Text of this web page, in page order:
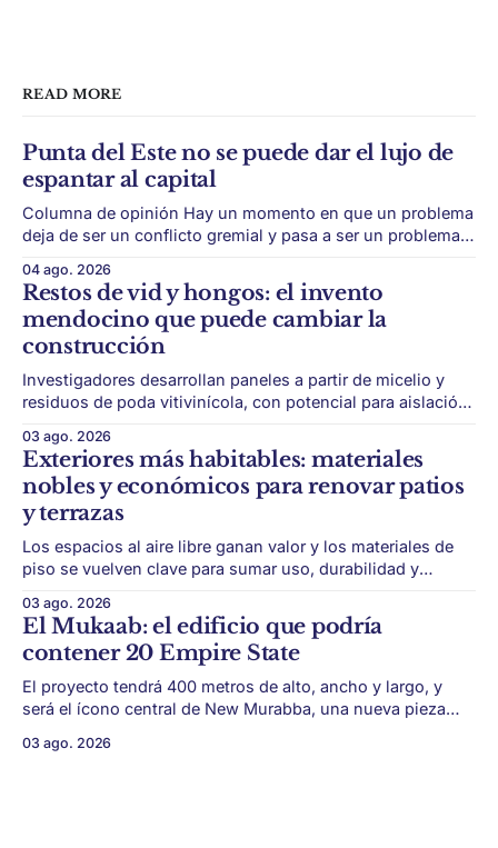
READ MORE
Punta del Este no se puede dar el lujo de
espantar al capital
Columna de opinión Hay un momento en que un problema
deja de ser un conflicto gremial y pasa a ser un problema
sin rodeos: lo que está en juego en Punta del Este no es
una obra, ni una temporada,
04 ago. 2026
Restos de vid y hongos: el invento
mendocino que puede cambiar la
construcción
Investigadores desarrollan paneles a partir de micelio y
residuos de poda vitivinícola, con potencial para aislación
puede convertir un residuo vitivinícola en un material de
construcción. El desarrollo parte de restos de poda de vid
y micelio, la parte vegetativa de los
03 ago. 2026
Exteriores más habitables: materiales
nobles y económicos para renovar patios
y terrazas
Los espacios al aire libre ganan valor y los materiales de
piso se vuelven clave para sumar uso, durabilidad y
y terrazas se volvieron protagonistas de la vivienda.
Después de años en los que el exterior era visto como un
plus,
03 ago. 2026
El Mukaab: el edificio que podría
contener 20 Empire State
El proyecto tendrá 400 metros de alto, ancho y largo, y
será el ícono central de New Murabba, una nueva pieza
avanza con una de las obras más ambiciosas del
03 ago. 2026